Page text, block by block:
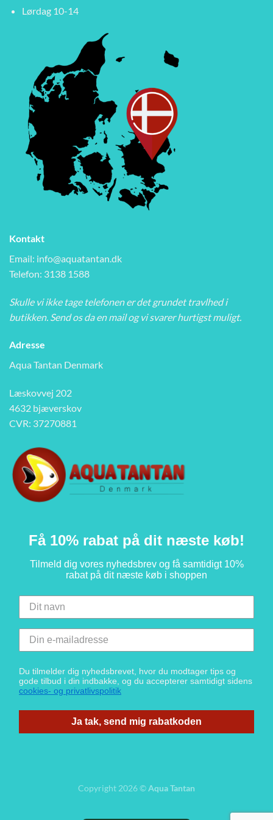
Lørdag 10-14
Kontakt
Email: info@aquatantan.dk
Telefon: 3138 1588
Skulle vi ikke tage telefonen er det grundet travlhed i
butikken. Send os da en mail og vi svarer hurtigst muligt.
Adresse
Aqua Tantan Denmark
Læskovvej 202
4632 bjæverskov
CVR: 37270881
Få 10% rabat på dit næste køb!
Tilmeld dig vores nyhedsbrev og få samtidigt 10%
rabat på dit næste køb i shoppen
Du tilmelder dig nyhedsbrevet, hvor du modtager tips og
gode tilbud i din indbakke, og du accepterer samtidigt sidens
cookies- og privatlivspolitik
Ja tak, send mig rabatkoden
Copyright 2026 ©Aqua Tantan